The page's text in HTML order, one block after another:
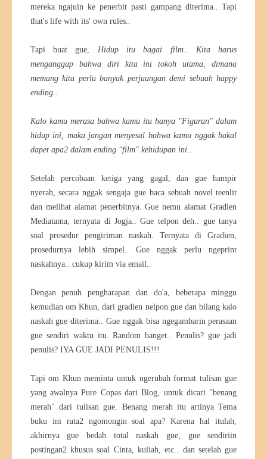
mereka ngajuin ke penerbit pasti gampang diterima.. Tapi
that's life with its' own rules..
Tapi buat gue, Hidup itu bagai film.. Kita harus
menganggap bahwa diri kita ini tokoh utama, dimana
memang kita perlu banyak perjuangan demi sebuah happy
ending..
Kalo kamu merasa bahwa kamu itu hanya "Figuran" dalam
hidup ini, maka jangan menyesal bahwa kamu nggak bakal
dapet apa2 dalam ending "film" kehidupan ini..
Setelah percobaan ketiga yang gagal, dan gue hampir
nyerah, secara nggak sengaja gue baca sebuah novel teenlit
dan melihat alamat penerbitnya. Gue nemu alamat Gradien
Mediatama, ternyata di Jogja.. Gue telpon deh.. gue tanya
soal prosedur pengiriman naskah. Ternyata di Gradien,
prosedurnya lebih simpel.. Gue nggak perlu ngeprint
naskahnya.. cukup kirim via email..
Dengan penuh pengharapan dan do'a, beberapa minggu
kemudian om Khun, dari gradien nelpon gue dan bilang kalo
naskah gue diterima.. Gue nggak bisa ngegambarin perasaan
gue sendiri waktu itu. Random banget.. Penulis? gue jadi
penulis? IYA GUE JADI PENULIS!!!
Tapi om Khun meminta untuk ngerubah format tulisan gue
yang awalnya Pure Copas dari Blog, untuk dicari "benang
merah" dari tulisan gue. Benang merah itu artinya Tema
buku ini rata2 ngomongin soal apa? Karena hal itulah,
akhirnya gue bedah total naskah gue, gue sendiriin
postingan2 khusus soal Cinta, kuliah, etc.. dan setelah gue